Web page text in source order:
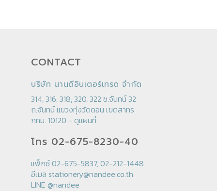
CONTACT
บริษัท นานดีอินเตอร์เทรด จำกัด
314, 316, 318, 320, 322 ซ.จันทน์ 32
ถ.จันทน์ แขวงทุ่งวัดดอน เขตสาทร
กทม. 10120 - ดูแผนที่
โทร 02-675-8230-40
แฟ็กซ์ 02-675-5837, 02-212-1448
อีเมล stationery@nandee.co.th
LINE @nandee